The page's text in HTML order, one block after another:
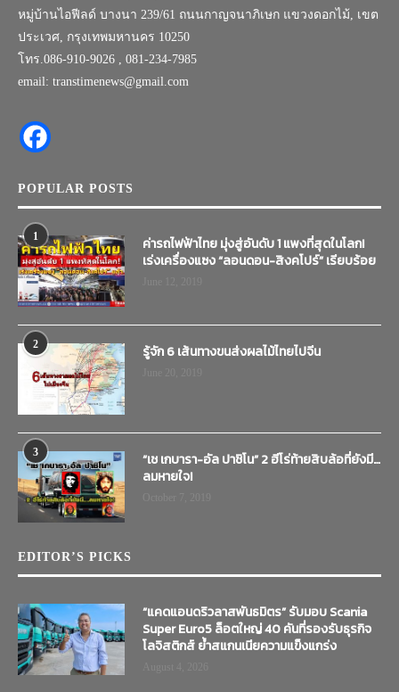
หมู่บ้านไอฟีลด์ บางนา 239/61 ถนนกาญจนาภิเษก แขวงดอกไม้, เขต
ประเวศ, กรุงเทพมหานคร 10250
โทร.086-910-9026 , 081-234-7985
email: transtimenews@gmail.com
POPULAR POSTS
1
ค่ารถไฟฟ้าไทย มุ่งสู่อันดับ 1 แพงที่สุดในโลก!
เร่งเครื่องแซง “ลอนดอน-สิงคโปร์” เรียบร้อย
2 รู้จัก 6 เส้นทางขนส่งผลไม้ไทยไปจีน
3
“เช เกบารา-อัล ปาชิโน” 2 ฮีโร่ท้ายสิบล้อที่ยังมี…
ลมหายใจ!
EDITOR’S PICKS
“แคดแอนดริวลาสพันธมิตร” รับมอบ Scania
Super Euro5 ล็อตใหญ่ 40 คันที่รองรับธุรกิจ
โลจิสติกส์ ย้ำสแกนเนียความแข็งแกร่ง